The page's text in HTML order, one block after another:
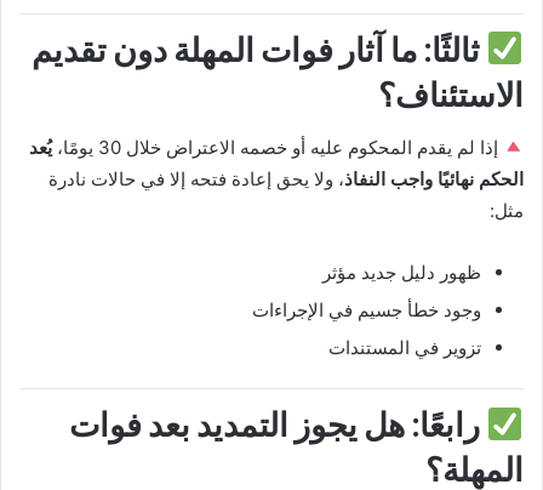
ثالثًا: ما آثار فوات المهلة دون تقديم
الاستئناف؟
إذا لم يقدم المحكوم عليه أو خصمه الاعتراض خلال 30 يومًا،
يُعد
الحكم نهائيًا واجب النفاذ، ولا يحق إعادة فتحه إلا في حالات نادرة
مثل:
ظهور دليل جديد مؤثر
وجود خطأ جسيم في الإجراءات
تزوير في المستندات
رابعًا: هل يجوز التمديد بعد فوات
المهلة؟